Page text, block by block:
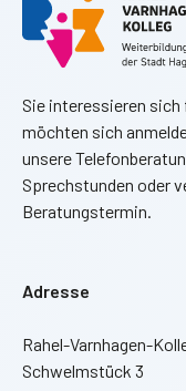
Sie interessieren sich
möchten sich
unsere
Sprechstunden oder
Beratungstermin.
Adresse
Rahel-Varnhagen-
Schwelmstück 3